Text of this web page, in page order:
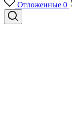
Отложенные 0